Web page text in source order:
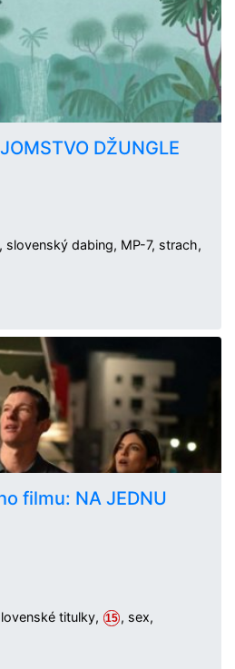
DŽUNGLE
slovenský dabing, MP-7, strach,
filmu: NA JEDNU
titulky, 15 , sex,